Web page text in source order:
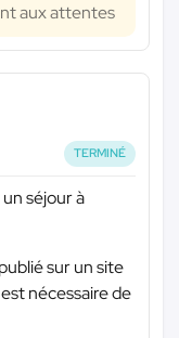
aux attentes
TERMINÉ
séjour à
sur un site
nécessaire de